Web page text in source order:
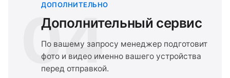
04
ДОПОЛНИТЕЛЬНО
Дополнительный сервис
По вашему запросу менеджер подготовит
фото и видео именно вашего устройства
перед отправкой.